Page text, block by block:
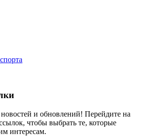
новостей и обновлений! Перейдите на
чтобы выбрать те, которые
интересам.